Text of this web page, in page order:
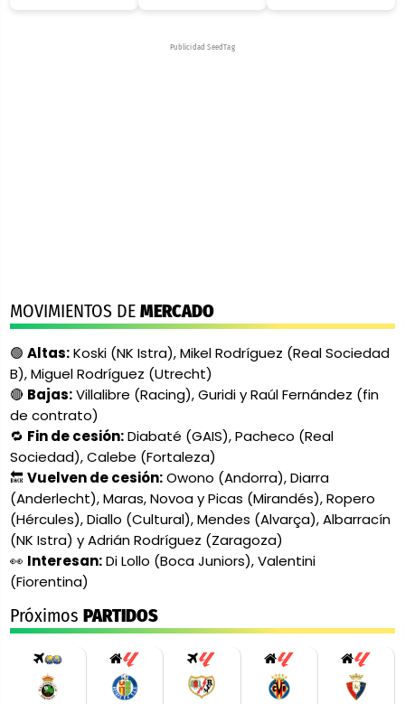
Publicidad SeedTag
MOVIMIENTOS DE MERCADO
🟢 Altas:Koski (NK Istra), Mikel Rodríguez (Real Sociedad
B), Miguel Rodríguez (Utrecht)
🔴 Bajas:Villalibre (Racing), Guridi y Raúl Fernández (fin
de contrato)
🔁 Fin de cesión:Diabaté (GAIS), Pacheco (Real
Sociedad), Calebe (Fortaleza)
🔙 Vuelven de cesión:Owono (Andorra), Diarra
(Anderlecht), Maras, Novoa y Picas (Mirandés), Ropero
(Hércules), Diallo (Cultural), Mendes (Alvarça), Albarracín
(NK Istra) y Adrián Rodríguez (Zaragoza)
👀 Interesan:Di Lollo (Boca Juniors), Valentini
(Fiorentina)
Próximos PARTIDOS